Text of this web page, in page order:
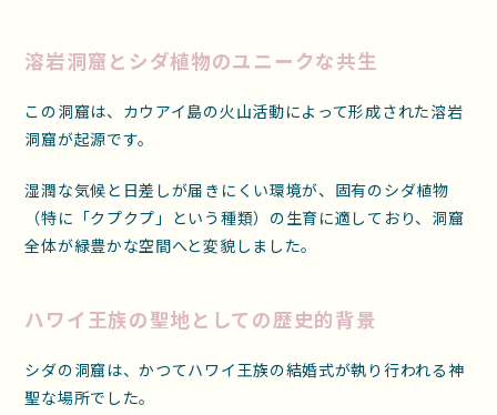
溶岩洞窟とシダ植物のユニークな共生
この洞窟は、カウアイ島の火山活動によって形成された溶岩
洞窟が起源です。
湿潤な気候と日差しが届きにくい環境が、固有のシダ植物
（特に「クプクプ」という種類）の生育に適しており、洞窟
全体が緑豊かな空間へと変貌しました。
ハワイ王族の聖地としての歴史的背景
シダの洞窟は、かつてハワイ王族の結婚式が執り行われる神
聖な場所でした。